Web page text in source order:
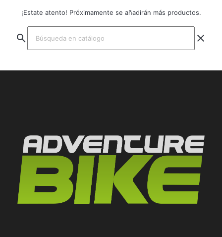
¡Estate atento! Próximamente se añadirán más productos.
search clear